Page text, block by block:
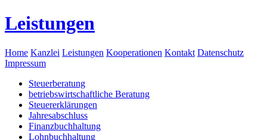
Leistungen
Home Kanzlei Leistungen Kooperationen Kontakt Datenschutz
Impressum
Steuerberatung
betriebswirtschaftliche Beratung
Steuererklärungen
Jahresabschluss
Finanzbuchhaltung
Lohnbuchhaltung